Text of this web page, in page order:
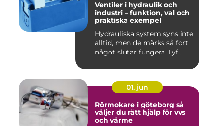
Ventiler i hydraulik och
industri – funktion, val och
praktiska exempel
Hydrauliska system syns inte
alltid, men de märks så fort
något slutar fungera. Lyf...
01. jun
Rörmokare i göteborg så
väljer du rätt hjälp för vvs
och värme